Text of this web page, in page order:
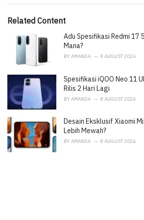
iRelated Content
Adu Spesifikasi Redmi 17
Mana?
BY AMANDA 8 AUGUST 2026
Spesifikasi iQOO Neo 11
Rilis 2 Hari Lagi
BY AMANDA 8 AUGUST 2026
Desain Eksklusif Xiaomi
Lebih Mewah?
BY AMANDA 8 AUGUST 2026